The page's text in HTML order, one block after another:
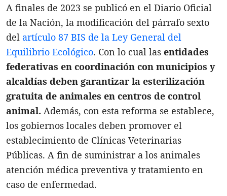
A finales de 2023 se publicó en el Diario Oficial
de la Nación, la modificación del párrafo sexto
del artículo 87 BIS de la Ley General del
Equilibrio Ecológico. Con lo cual las entidades
federativas en coordinación con municipios y
alcaldías deben garantizar la esterilización
gratuita de animales en centros de control
animal. Además, con esta reforma se establece,
los gobiernos locales deben promover el
establecimiento de Clínicas Veterinarias
Públicas. A fin de suministrar a los animales
atención médica preventiva y tratamiento en
caso de enfermedad.